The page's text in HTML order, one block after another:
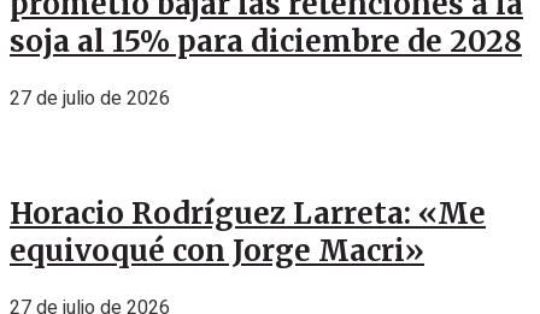
soja al 15% para diciembre de 2028
27 de julio de 2026
Horacio Rodríguez Larreta: «Me
equivoqué con Jorge Macri»
27 de julio de 2026